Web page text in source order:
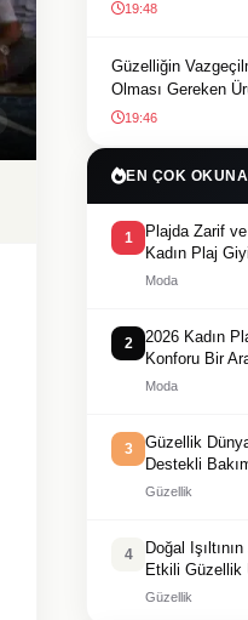
19:48
Güzelliğin
Olması Gereken
19:46
EN ÇOK
1
Plajda Zarif
Kadın Plaj
Moda
2
2026 Kadın
Konforu Bir
Moda
3
Güzellik
Destekli
Güzellik
4
Doğal
Etkili Güzellik
Güzellik